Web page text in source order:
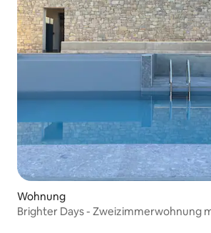
Wohnung
Brighter Days - Zweizimmerwohnung